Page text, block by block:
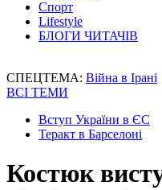
Спорт
Lifestyle
БЛОГИ ЧИТАЧІВ
СПЕЦТЕМА: Війна в Ірані
ВСІ ТЕМИ
Вступ України в ЄС
Теракт в Барселоні
Костюк